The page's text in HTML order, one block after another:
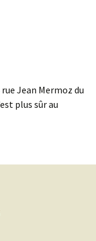
Jean Mermoz du
plus sûr au